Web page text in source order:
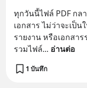
ทุกวันนี้ไฟล์ PDF กล
เอกสาร ไม่ว่าจะเป็
รายงาน หรือเอกสา
รวมไฟล์... อ่านต่อ
1 บันทึก